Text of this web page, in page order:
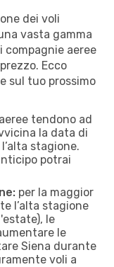
dei voli
vasta gamma
compagnie aeree
Ecco
sul tuo prossimo
tendono ad
la data di
stagione.
potrai
per la maggior
l’alta stagione
le
le
Siena durante
voli a